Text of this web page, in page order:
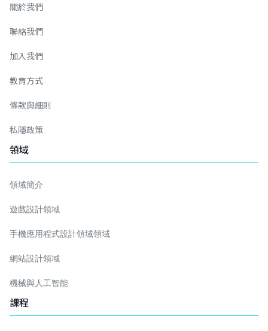
關於我們
聯絡我們
加入我們
教育方式
條款與細則
私隱政策
領域
領域簡介
遊戲設計領域
手機應用程式設計領域領域
網站設計領域
機械與人工智能
課程